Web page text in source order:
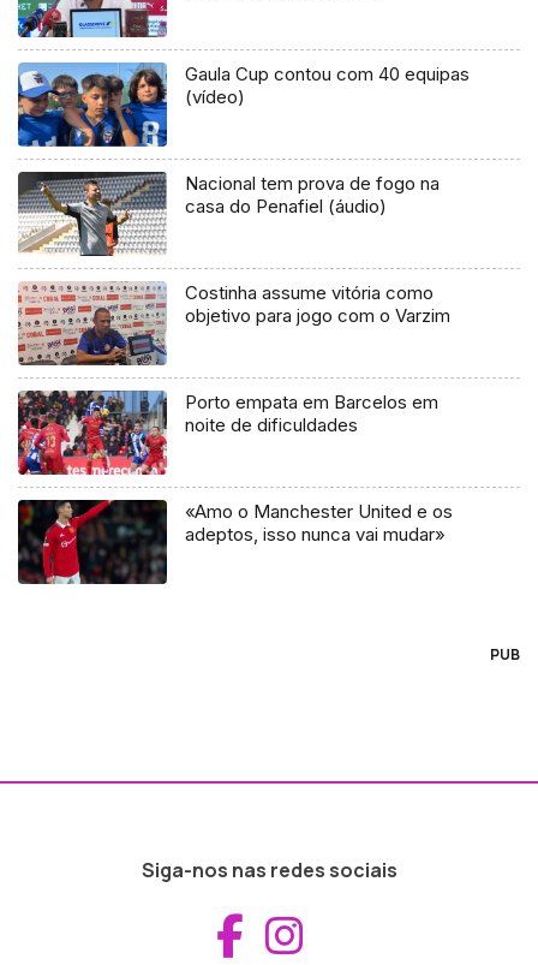
Gaula Cup contou com 40 equipas
(vídeo)
Nacional tem prova de fogo na
casa do Penafiel (áudio)
Costinha assume vitória como
objetivo para jogo com o Varzim
Porto empata em Barcelos em
noite de dificuldades
«Amo o Manchester United e os
adeptos, isso nunca vai mudar»
PUB
Siga-nos nas redes sociais
Aceder ao